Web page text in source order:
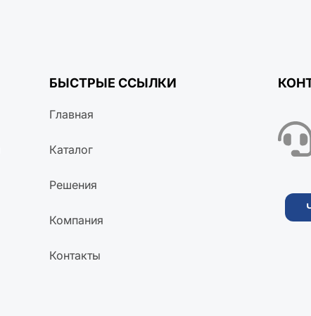
БЫСТРЫЕ ССЫЛКИ
Главная
Каталог
Решения
Компания
Контакты